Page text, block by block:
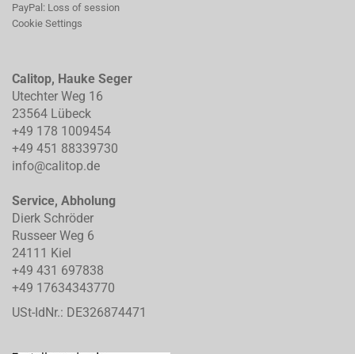
PayPal: Loss of session
Cookie Settings
Calitop, Hauke Seger
Utechter Weg 16
23564 Lübeck
+49 178 1009454
+49 451 88339730
info@calitop.de
Service, Abholung
Dierk Schröder
Russeer Weg 6
24111 Kiel
+49 431 697838
+49 17634343770
USt-IdNr.: DE326874471